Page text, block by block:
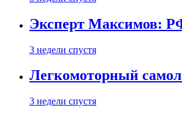
Эксперт Максимов: РФ
3 недели спустя
Легкомоторный
3 недели спустя